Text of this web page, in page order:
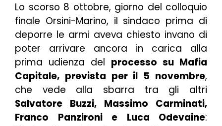
Lo scorso 8 ottobre, giorno del colloquio
finale Orsini-Marino, il sindaco prima di
deporre le armi aveva chiesto invano di
poter arrivare ancora in carica alla
prima udienza del processo su Mafia
Capitale, prevista per il 5 novembre,
che vede alla sbarra tra gli altri
Salvatore Buzzi, Massimo Carminati,
Franco Panzironi e Luca Odevaine: